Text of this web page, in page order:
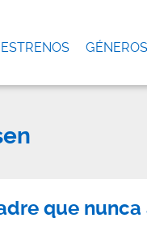
ESTRENOS GÉNEROS
que